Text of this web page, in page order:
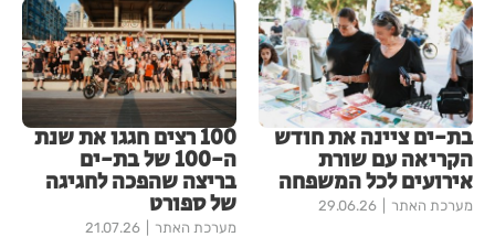
בת-ים ציינה את חודש
הקריאה עם שורת
אירועים לכל המשפחה
מערכת האתר 29.06.26
100 רצים חגגו את שנת
ה-100 של בת-ים
בריצה שהפכה לחגיגה
של ספורט
מערכת האתר 21.07.26